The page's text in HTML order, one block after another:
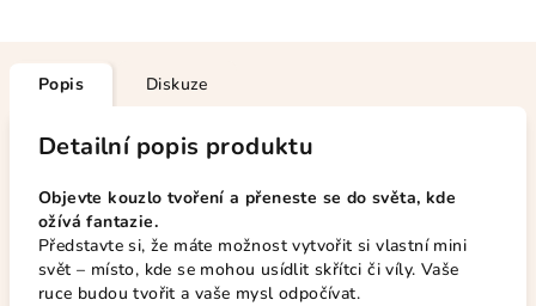
Popis Diskuze
Detailní popis produktu
Objevte kouzlo tvoření a přeneste se do světa, kde
ožívá fantazie.
Představte si, že máte možnost vytvořit si vlastní mini
svět – místo, kde se mohou usídlit skřítci či víly. Vaše
ruce budou tvořit a vaše mysl odpočívat.